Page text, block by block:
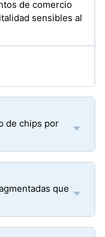
de comercio
sensibles al
de chips por
que